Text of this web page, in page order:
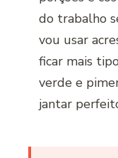
do trabalho
vou usar
ficar mais
verde e
jantar